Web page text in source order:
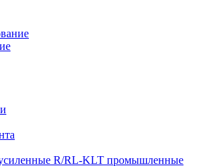
R/RL-KLT промышленные